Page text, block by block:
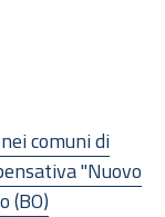
comuni di
"Nuovo
(BO)